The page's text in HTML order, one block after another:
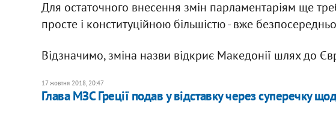
Для остаточного внесення змін парламентаріям ще
просте і конституційною більшістю - вже
Відзначимо, зміна назви відкриє Македонії шлях до
17 жовтня 2018, 20:47
Глава МЗС Греції подав у відставку через суперечку